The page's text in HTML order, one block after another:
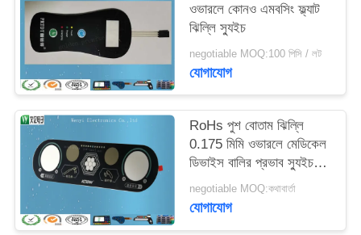
PRIVACY
POLICY
ওভারলে কোনও এমবসিং ফ্ল্যাট
ঝিল্লি স্যুইচ
negotiable MOQ:100 পিসি / লট
যোগাযোগ
RoHs পুশ বোতাম ঝিল্লি
0.175 মিমি ওভারলে মেডিকেল
ডিভাইস বালির প্রভাব স্যুইচ
negotiable MOQ:কথাবার্তা
যোগাযোগ